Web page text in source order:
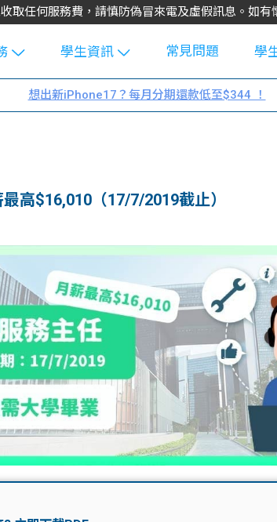
取任何服務費，請慎防偽冒來電及虛假訊息。如
費
貸
學生資訊
Blog
大專生筍
Exchang
校園
Guide
理財
Guide
學生貸款
101
常見問題
學
園
想出新iPhone17？每月分期還款低至$344 ！
高$16,010（17/7/2019截止）